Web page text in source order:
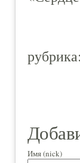
рубрика:
Имя (nick)